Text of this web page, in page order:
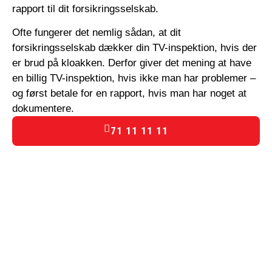
rapport til dit forsikringsselskab.
Ofte fungerer det nemlig sådan, at dit
forsikringsselskab dækker din TV-inspektion, hvis der
er brud på kloakken. Derfor giver det mening at have
en billig TV-inspektion, hvis ikke man har problemer –
og først betale for en rapport, hvis man har noget at
dokumentere.
71 11 11 11